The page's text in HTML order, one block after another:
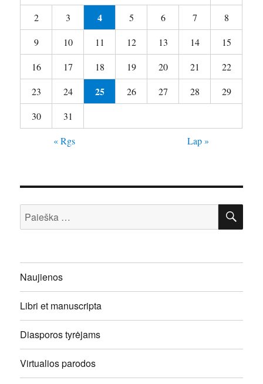
2
3 4 5 6 7
8
9
10 11 12 13 14
15
16
17 18 19 20 21
22
23
24 25 26 27 28
29
30
31
« Rgs
Lap »
Ieškoti:
Naujienos
Libri et manuscripta
Diasporos tyrėjams
Virtualios parodos